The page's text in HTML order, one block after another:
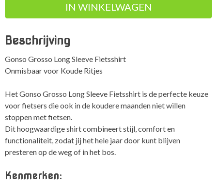
Sleeve
aantal
IN WINKELWAGEN
Beschrijving
Gonso Grosso Long Sleeve Fietsshirt
Onmisbaar voor Koude Ritjes
Het Gonso Grosso Long Sleeve Fietsshirt is de perfecte keuze
voor fietsers die ook in de koudere maanden niet willen
stoppen met fietsen.
Dit hoogwaardige shirt combineert stijl, comfort en
functionaliteit, zodat jij het hele jaar door kunt blijven
presteren op de weg of in het bos.
Kenmerken: